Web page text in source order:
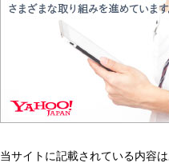
当サイトに記載されている内容